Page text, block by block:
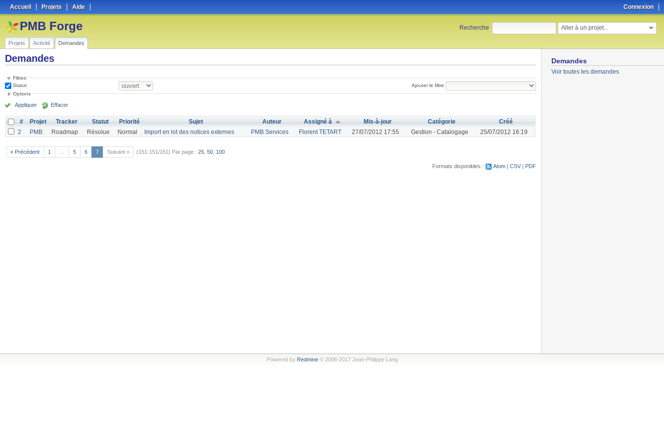
Connexion
Accueil Projets Aide
Recherche: Aller à un projet...
PMB Forge
Projets Activité Demandes
Demandes
Voir toutes les demandes
Demandes
Filtres
Statut
Ajouter le filtre
Options
Appliquer Effacer
# Projet Tracker Statut Priorité Sujet Auteur Assigné à Mis-à-jour Catégorie
Créé
2
PMB Roadmap Résolue Normal Import en lot des notices externes PMB Services Florent TETART 27/07/2012 17:55 Gestion - Catalogage 25/07/2012 16:19
« Précédent 1 5 6 7 Suivant » (151-151/151) Par page : 25 50 100
Formats disponibles : Atom CSV PDF
Powered by Redmine© 2006-2017 Jean-Philippe Lang